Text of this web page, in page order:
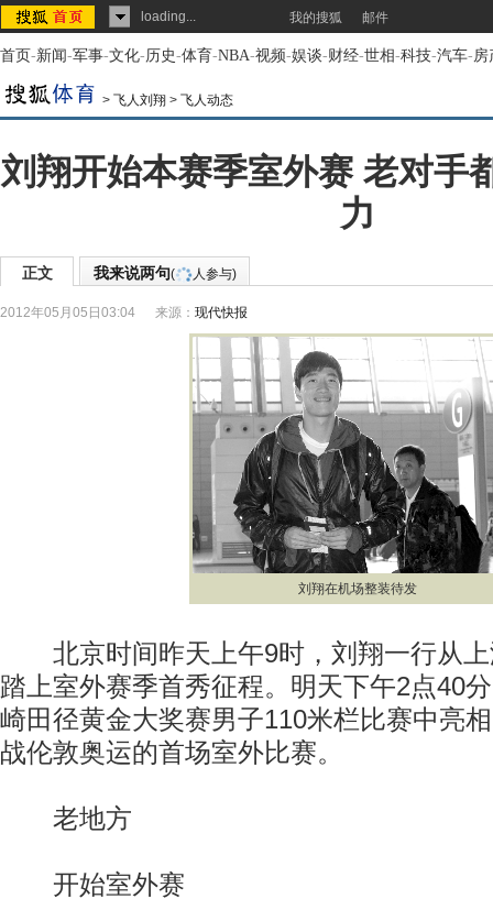
loading... 我的搜狐 邮件
首页-新闻-军事-文化-历史-体育-NBA-视频-娱谈-财经-世相-科技-汽车-房
> 飞人刘翔 > 飞人动态
刘翔开始本赛季室外赛 老对手
力
正文 我来说两句( 人参与)
2012年05月05日03:04 来源： 现代快报
刘翔在机场整装待发
北京时间昨天上午9时，刘翔一行从上
踏上室外赛季首秀征程。明天下午2点40
崎田径黄金大奖赛男子110米栏比赛中亮
战伦敦奥运的首场室外比赛。
老地方
开始室外赛